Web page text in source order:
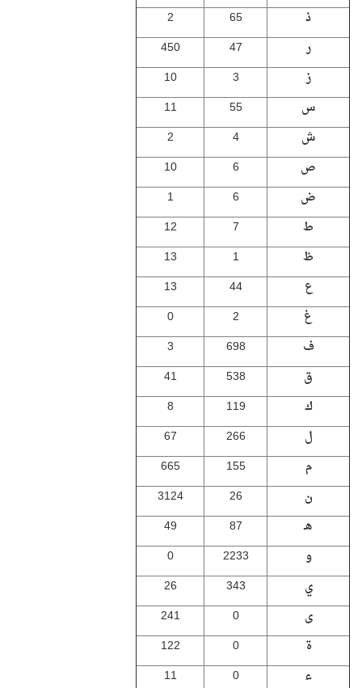
ذ
65
2
ر
47
450
ز
3
10
س
55
11
ش
4
2
ص
6
10
ض
6
1
ط
7
12
ظ
1
13
ع
44
13
غ
2
0
ف
698
3
ق
538
41
ك
119
8
ل
266
67
م
155
665
ن
26
3124
هـ
87
49
و
2233
0
ي
343
26
ى
0
241
ة
0
122
ء
0
11